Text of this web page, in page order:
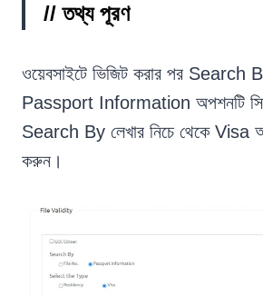
// তথ্য পূরণ
ওয়েবসাইটে ভিজিট করার পর Search
Passport Information অপশনটি
Search By লেখার নিচে থেকে Visa
করুন।